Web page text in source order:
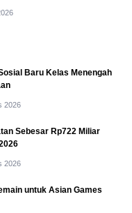
Baru Kelas Menengah
2026
Sebesar Rp722 Miliar
2026
untuk Asian Games